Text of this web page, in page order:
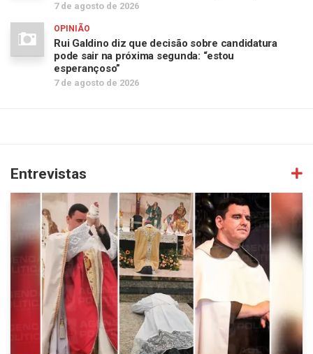
7 de agosto de 2026
OPINIÃO
Rui Galdino diz que decisão sobre candidatura
pode sair na próxima segunda: “estou
esperançoso”
7 de agosto de 2026
Entrevistas